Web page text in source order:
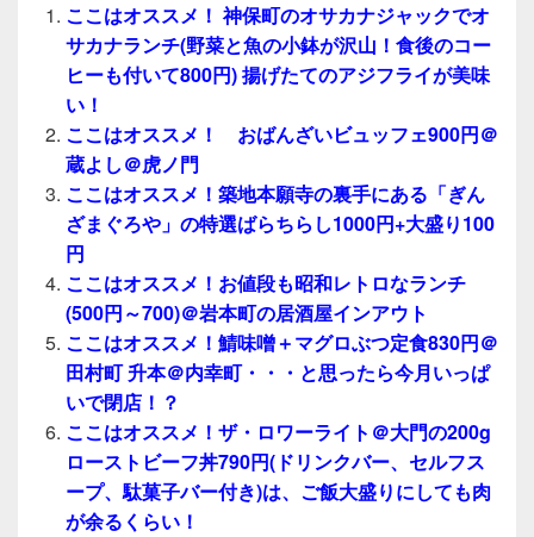
ここはオススメ！ 神保町のオサカナジャックでオ
サカナランチ(野菜と魚の小鉢が沢山！食後のコー
ヒーも付いて800円) 揚げたてのアジフライが美味
い！
ここはオススメ！ おばんざいビュッフェ900円＠
蔵よし＠虎ノ門
ここはオススメ！築地本願寺の裏手にある「ぎん
ざまぐろや」の特選ばらちらし1000円+大盛り100
円
ここはオススメ！お値段も昭和レトロなランチ
(500円～700)＠岩本町の居酒屋インアウト
ここはオススメ！鯖味噌＋マグロぶつ定食830円＠
田村町 升本＠内幸町・・・と思ったら今月いっぱ
いで閉店！？
ここはオススメ！ザ・ロワーライト＠大門の200g
ローストビーフ丼790円(ドリンクバー、セルフス
ープ、駄菓子バー付き)は、ご飯大盛りにしても肉
が余るくらい！